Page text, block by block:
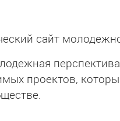
сайт
проектов,